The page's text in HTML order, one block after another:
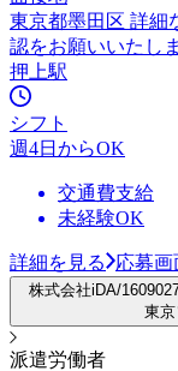
東京都墨田区 詳細
認をお願いいたし
押上駅
シフト
週4日からOK
交通費支給
未経験OK
詳細を見る 応募画
株式会社iDA/
東
派遣労働者